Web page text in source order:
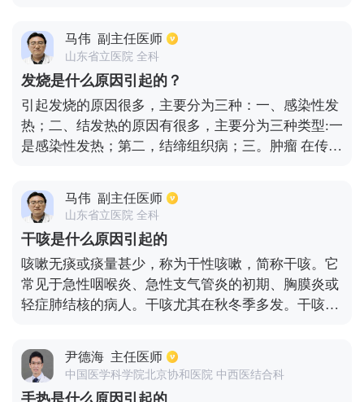
的症状，因此身体的每一个部位都可能会发病，比如
腹部、四肢、眼睛，然后到达皮肤，出现疱疹，由于
在感染此种病毒之后是沿神经发病的，因此会呈带状
分布。
马伟 副主任医师
山东省立医院 全科
发烧是什么原因引起的？
引起发烧的原因很多，主要分为三种：一、感染性发
热；二、结发热的原因有很多，主要分为三种类型:一
是感染性发热；第二，结缔组织病；三。肿瘤 在传染
起发烧。 在非传染性发热中，最重要的是结缔组织疾
病，即风湿性疾病，包括红斑狼疮、类风湿性关节
炎、皮肌炎等。，这只能通过详细的检查来诊断。 另
一种发热性疾病是肿瘤性疾病，最常见的是血液肿
瘤，如淋巴瘤、白血病等。 [热是由多种原因引起
的，其中最常见的是感染，包括各种细菌感染、病毒
感染、支原体感染等结缔组织疾病、恶性肿瘤等。是
性来源包括外源性和内源性热原性来源 外源热源有多
种，包括:1.各种微生物病原体及其产物、病毒、真
菌、支原体细菌2.炎性渗出物和无菌坏死组织3.抗原
马伟 副主任医师
山东省立医院 全科
干咳是什么原因引起的
咳嗽无痰或痰量甚少，称为干性咳嗽，简称干咳。它
常见于急性咽喉炎、急性支气管炎的初期、胸膜炎或
轻症肺结核的病人。干咳尤其在秋冬季多发。干咳主
另一方面是感染了支原体，造成了支原体肺炎。从中
医角度分析，是因为肺在五脏中属水，最容易受到火
的影响，火多而肺燥，所以会引起干咳。
尹德海 主任医师
中国医学科学院北京协和医院 中西医结合科
手热是什么原因引起的